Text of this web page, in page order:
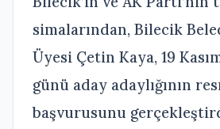
simalarından, Bilecik
Üyesi Çetin Kaya, 19
günü aday adaylığının
başvurusunu